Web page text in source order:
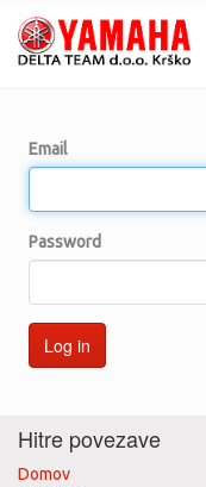
Email
Password
Log in
Hitre povezave
Domov